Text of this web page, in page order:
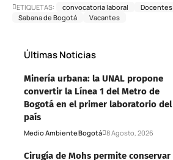
ETIQUETAS: convocatoria laboral Docentes
Sabana de Bogotá
Vacantes
Últimas Noticias
Minería urbana: la UNAL propone
convertir la Línea 1 del Metro de
Bogotá en el primer laboratorio del
país
Medio AmbienteBogotá 8 Agosto, 2026
Cirugía de Mohs permite conservar